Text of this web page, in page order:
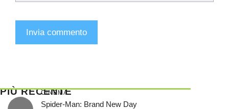
PIÙ RECENTE
CINEMA
Spider-Man: Brand New Day